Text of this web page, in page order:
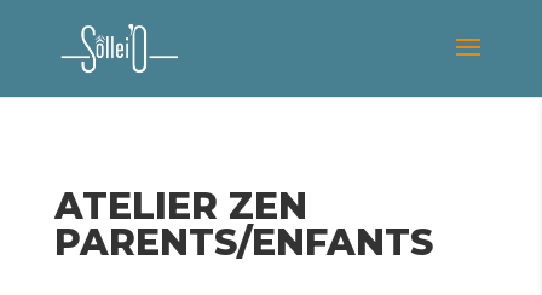
ATELIER ZEN
PARENTS/ENFANTS